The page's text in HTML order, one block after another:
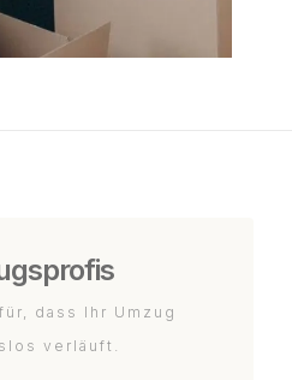
dass Ihr Umzug
verläuft.